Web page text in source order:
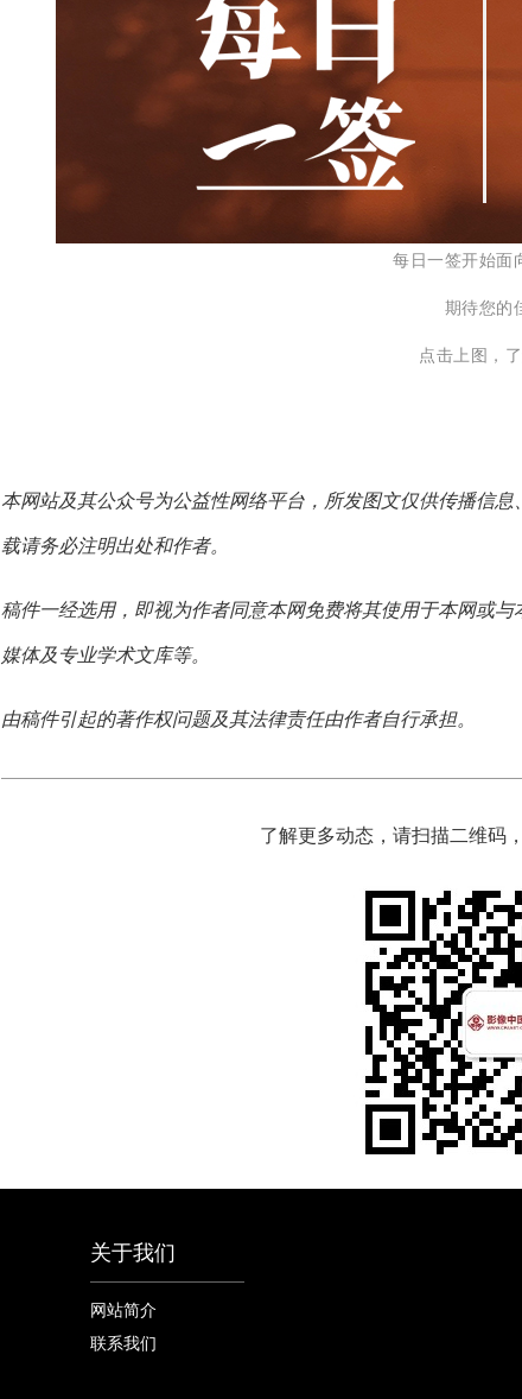
每日一签开始面
期待您的
点击上图，
本网站及其公众号为公益性网络平台，所发图文仅供传播信
载请务必注明出处和作者。
稿件一经选用，即视为作者同意本网免费将其使用于本网或
媒体及专业学术文库等。
由稿件引起的著作权问题及其法律责任由作者自行承担。
了解更多动态，请扫描二维码
关于我们
网站简介
联系我们